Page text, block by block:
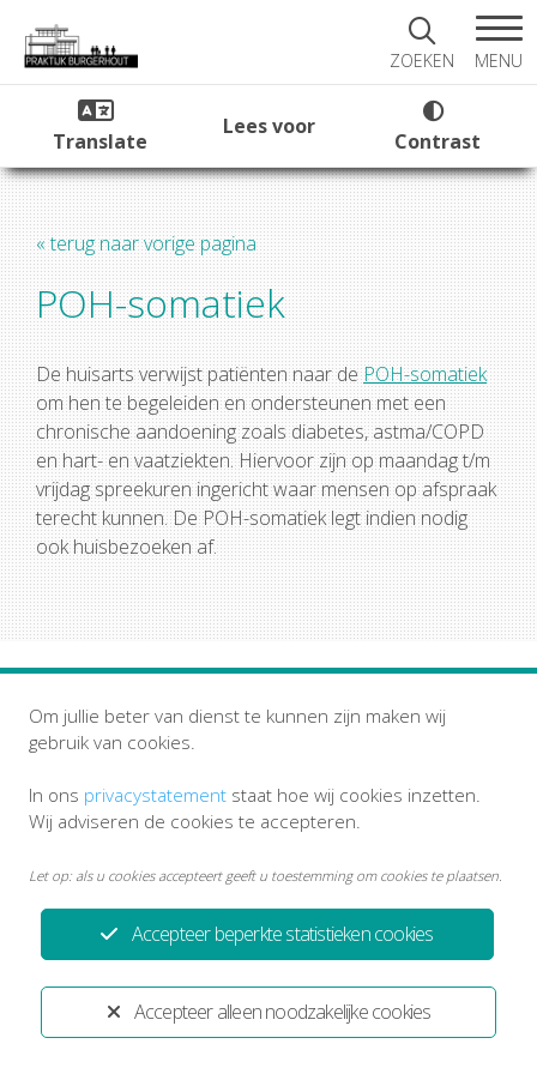
ZOEKEN MENU
Translate
Lees voor
Contrast
« terug naar vorige pagina
POH-somatiek
De huisarts verwijst patiënten naar dePOH-somatiek
om hen te begeleiden en ondersteunen met een
chronische aandoening zoals diabetes, astma/COPD
en hart- en vaatziekten. Hiervoor zijn op maandag t/m
vrijdag spreekuren ingericht waar mensen op afspraak
terecht kunnen. De POH-somatiek legt indien nodig
ook huisbezoeken af.
Accepteer alleen noodzakelijke cookies
Accepteer beperkte statistieken cookies
Om jullie beter van dienst te kunnen zijn maken wij
gebruik van cookies.
In ons privacystatement staat hoe wij cookies inzetten.
Wij adviseren de cookies te accepteren.
Let op: als u cookies accepteert geeft u toestemming om cookies te plaatsen.